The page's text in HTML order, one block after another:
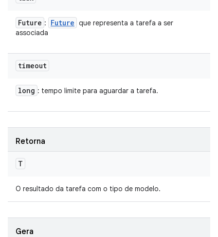
Future : Future que representa a tarefa a ser
associada
timeout
long : tempo limite para aguardar a tarefa.
Retorna
T
O resultado da tarefa com o tipo de modelo.
Gera